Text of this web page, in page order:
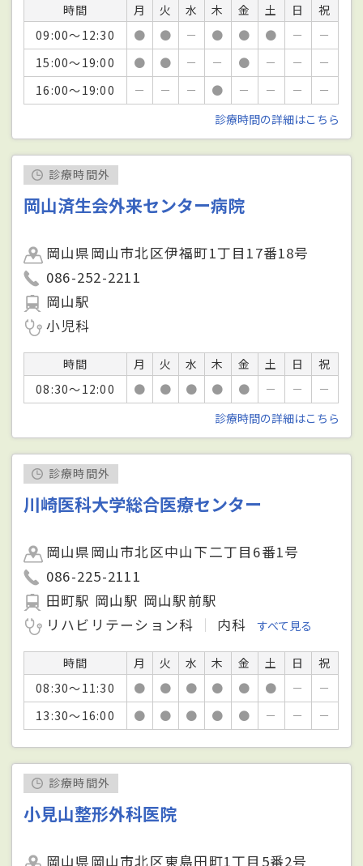
時間 月 火 水 木 金 土 日
祝
09:00～12:30
● ● － ● ● ● －
－
15:00～19:00
● ● － － ● － －
－
16:00～19:00
－ － － ● － － －
－
診療時間の詳細はこちら
診療時間外
岡山済生会外来センター病院
岡山県岡山市北区伊福町1丁目17番18号
086-252-2211
岡山駅
小児科
時間 月 火 水 木 金 土 日
祝
08:30～12:00
● ● ● ● ● － －
－
診療時間の詳細はこちら
診療時間外
川崎医科大学総合医療センター
岡山県岡山市北区中山下二丁目6番1号
086-225-2111
田町駅 岡山駅 岡山駅前駅
リハビリテーション科
内科 すべて見る
時間 月 火 水 木 金 土 日
祝
08:30～11:30
● ● ● ● ● ● －
－
13:30～16:00
● ● ● ● ● － － －
診療時間外
小見山整形外科医院
岡山県岡山市北区東島田町1丁目5番2号